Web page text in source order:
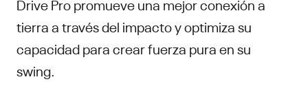
Drive Pro promueve una mejor conexión a
tierra a través del impacto y optimiza su
capacidad para crear fuerza pura en su
swing.